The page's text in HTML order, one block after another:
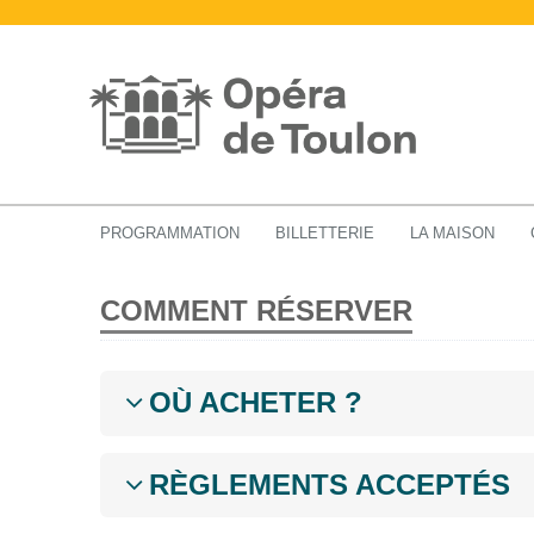
PROGRAMMATION BILLETTERIE LA MAISON
COMMENT RÉSERVER
OÙ ACHETER ?
RÈGLEMENTS ACCEPTÉS